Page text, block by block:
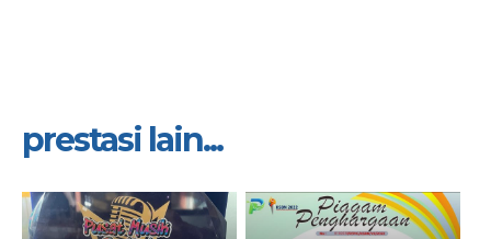
prestasi lain...